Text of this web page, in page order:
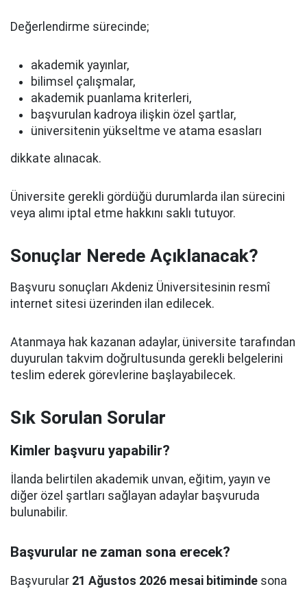
Değerlendirme sürecinde;
akademik yayınlar,
bilimsel çalışmalar,
akademik puanlama kriterleri,
başvurulan kadroya ilişkin özel şartlar,
üniversitenin yükseltme ve atama esasları
dikkate alınacak.
Üniversite gerekli gördüğü durumlarda ilan sürecini
veya alımı iptal etme hakkını saklı tutuyor.
Sonuçlar Nerede Açıklanacak?
Başvuru sonuçları Akdeniz Üniversitesinin resmî
internet sitesi üzerinden ilan edilecek.
Atanmaya hak kazanan adaylar, üniversite tarafından
duyurulan takvim doğrultusunda gerekli belgelerini
teslim ederek görevlerine başlayabilecek.
Sık Sorulan Sorular
Kimler başvuru yapabilir?
İlanda belirtilen akademik unvan, eğitim, yayın ve
diğer özel şartları sağlayan adaylar başvuruda
bulunabilir.
Başvurular ne zaman sona erecek?
Başvurular 21 Ağustos 2026 mesai bitiminde sona